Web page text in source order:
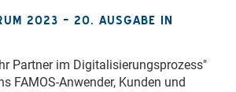
2023 – 20. AUSGABE IN
Partner im Digitalisierungsprozess"
FAMOS-Anwender, Kunden und